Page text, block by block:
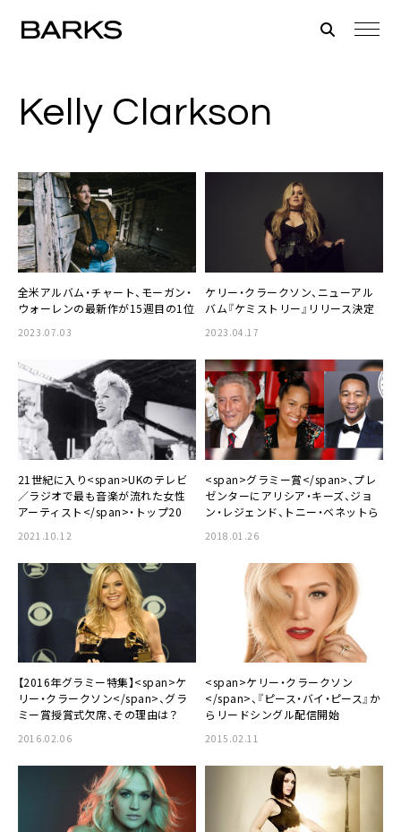
Kelly Clarkson
全米アルバム・チャート、モーガン・
ウォーレンの最新作が15週目の1位
2023.07.03
ケリー・クラークソン、ニューアル
バム『ケミストリー』リリース決定
2023.04.17
21世紀に入り<span>UKのテレビ
／ラジオで最も音楽が流れた女性
アーティスト</span>・トップ20
2021.10.12
<span>グラミー賞</span>、プレ
ゼンターにアリシア・キーズ、ジョ
ン・レジェンド、トニー・ベネットら
2018.01.26
【2016年グラミー特集】<span>ケ
リー・クラークソン</span>、グラ
ミー賞授賞式欠席、その理由は？
2016.02.06
<span>ケリー・クラークソン
</span>、『ピース・バイ・ピース』か
らリードシングル配信開始
2015.02.11